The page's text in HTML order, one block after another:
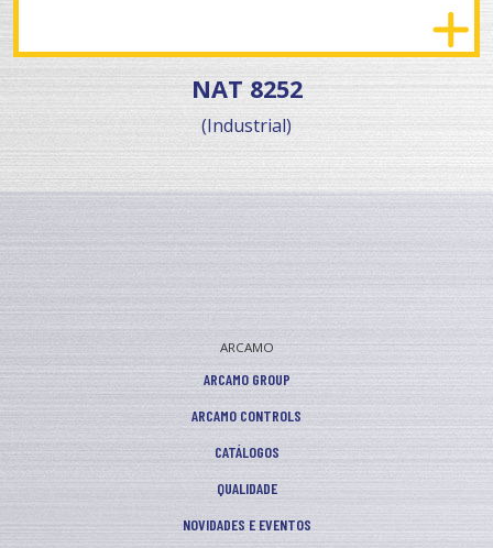
NAT 8252
(Industrial)
ARCAMO
ARCAMO GROUP
ARCAMO CONTROLS
CATÁLOGOS
QUALIDADE
NOVIDADES E EVENTOS